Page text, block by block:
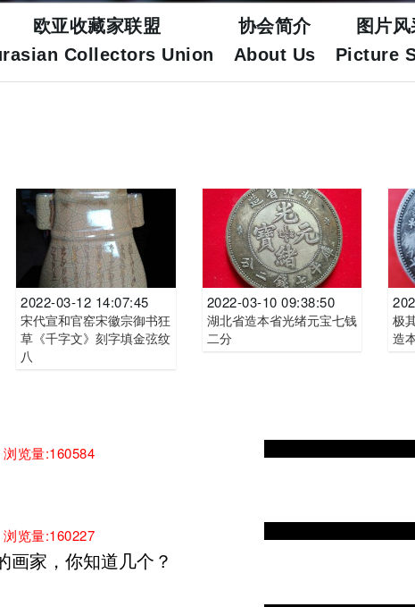
欧亚收藏家联盟
Collectors Union
协会简介
About Us
图片风
Picture
2022-03-12 14:07:45
宋代宣和官窑宋徽宗御书狂
草《千字文》刻字填金弦纹
八
2022-03-10 09:38:50
湖北省造本省光绪元宝七钱
二分
极
造
浏览量:160584
浏览量:160227
画家，你知道几个？